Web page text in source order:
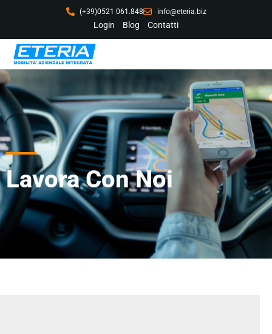
Login Blog Contatti
(+39)0521 061.848 info@eteria.biz
Lavora Con Noi